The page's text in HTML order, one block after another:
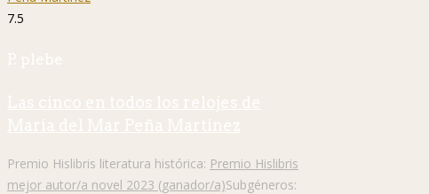
7.5
P. plebe
Las cinco en todos los relojes de
María del Mar Peña Martínez
Premio Hislibris literatura histórica: Premio Hislibris
mejor autor/a novel 2023 (ganador/a)Subgéneros: